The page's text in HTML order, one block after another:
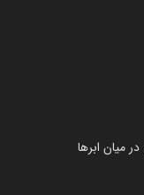
میان ابرها